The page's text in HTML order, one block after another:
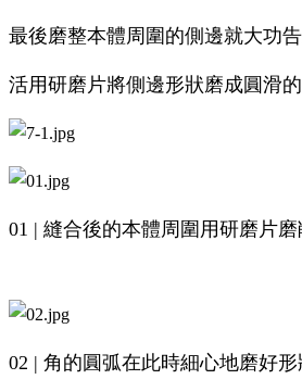
最後磨整本體周圍的側邊就大功告
活用研磨片將側邊形狀磨成圓滑的
01 | 縫合後的本體周圍用研磨片磨
02 | 角的圓弧在此時細心地磨好形